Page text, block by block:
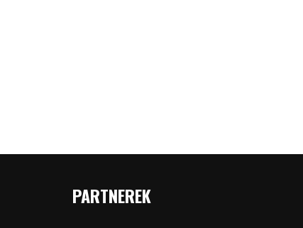
PARTNEREK